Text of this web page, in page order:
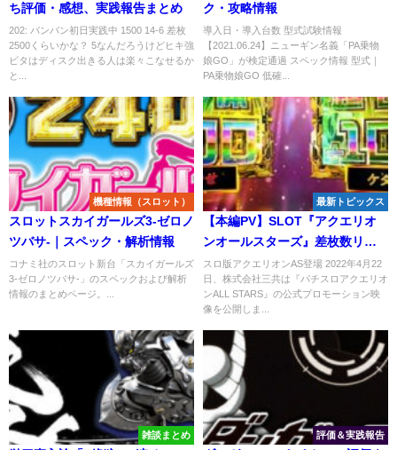
ち評価・感想、実践報告まとめ
202: バンバン初日実践中 1500 14-6 差枚
2500くらいかな？ 5なんだろうけどヒキ強
ビタはディスク出きる人は楽々こなせるか
と...
ク・攻略情報
導入日・導入台数 型式試験情報
【2021.06.24】ニューギン名義「PA乗物
娘GO」が検定通過 スペック情報 型式｜
PA乗物娘GO 低確...
機種情報（スロット）
スロットスカイガールズ3-ゼロノ
ツバサ-｜スペック・解析情報
コナミ社のスロット新台「スカイガールズ
3-ゼロノツバサ-」のスペックおよび解析
情報のまとめページ。...
最新トピックス
【本編PV】SLOT『アクエリオ
ンオールスターズ』差枚数リミ
ッタ型6.5号機 ─「合体＆超合
体、択当てエスパー再臨」
スロ版アクエリオンAS登場 2022年4月22
日、株式会社三共は『パチスロアクエリオ
ンALL STARS』の公式プロモーション映
像を公開しま...
雑談まとめ 評価＆実践報告